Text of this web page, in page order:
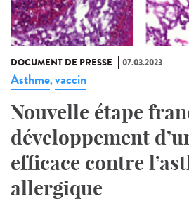
DOCUMENT DE PRESSE 07.03.2023
Asthme,vaccin
Nouvelle étape
développement
efficace contre
allergique